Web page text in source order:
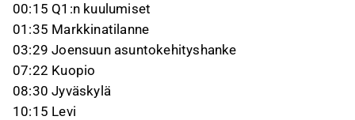
antaa siitä palautetta Inderesin foorumilla. Anna siihen liittyvää
palautetta
Inderesin foorumilla
00:15 Q1:n kuulumiset
01:35 Markkinatilanne
03:29 Joensuun asuntokehityshanke
07:22 Kuopio
08:30 Jyväskylä
10:15 Levi